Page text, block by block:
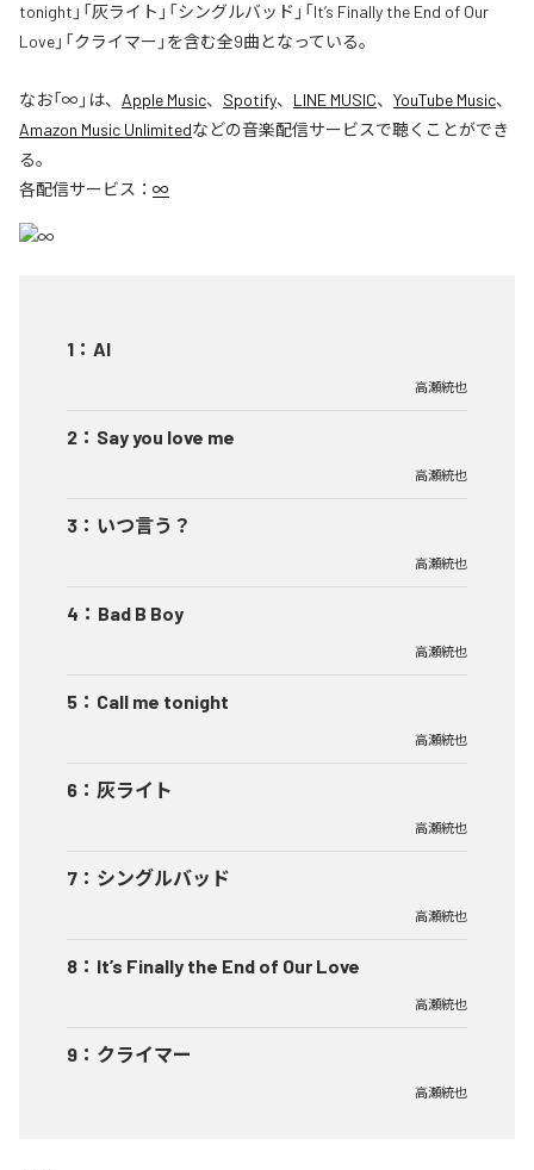
tonight」「灰ライト」「シングルバッド」「It’s Finally the End of Our
Love」「クライマー」を含む全9曲となっている。
なお「∞ 」は、 Apple Music、 Spotify、 LINE MUSIC、 YouTube Music、
Amazon Music Unlimitedなどの音楽配信サービスで聴くことができ
る。
各配信サービス： ∞
1 ： AI
高瀬統也
2 ： Say you love me
高瀬統也
3 ： いつ言う？
高瀬統也
4 ： Bad B Boy
高瀬統也
5 ： Call me tonight
高瀬統也
6 ： 灰ライト
高瀬統也
7 ： シングルバッド
高瀬統也
8 ： It’s Finally the End of Our Love
高瀬統也
9 ： クライマー
高瀬統也